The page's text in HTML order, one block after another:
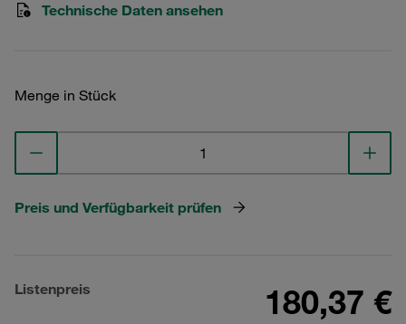
Technische Daten ansehen
Menge in Stück
Preis und Verfügbarkeit prüfen
Listenpreis 180,37 €